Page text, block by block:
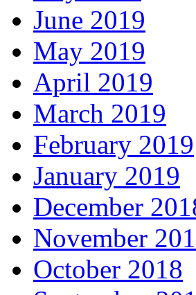
June 2019
May 2019
April 2019
March 2019
February 2019
January 2019
December
November
October 2018